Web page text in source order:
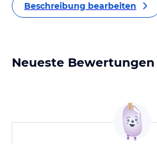
Beschreibung bearbeiten
Neueste Bewertungen